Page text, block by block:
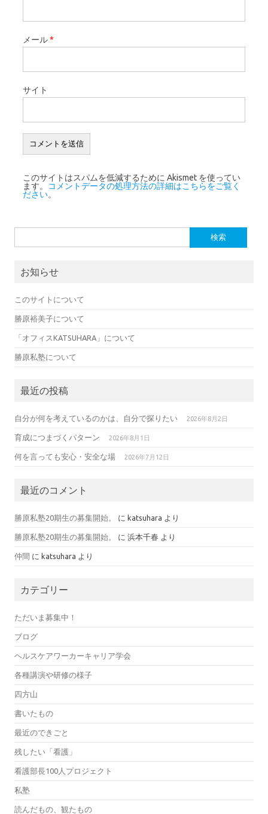
メール*
サイト
このサイトはスパムを低減するために Akismet を使ってい
ます。
コメントデータの処理方法の詳細はこちらをご覧く
ださい。
お知らせ
このサイトについて
勝原裕美子について
「オフィスKATSUHARA」について
勝原私塾について
最近の投稿
自分が何を考えているのかは、自分で探りたい 2026年8月2日
育成につまづくパターン 2026年8月1日
何を言っても安心・安全な場 2026年7月12日
最近のコメント
勝原私塾20期生の募集開始。 に katsuhara より
勝原私塾20期生の募集開始。 に 浜本千春 より
仲間 に katsuhara より
カテゴリー
ただいま募集中！
ブログ
ヘルスケアワーカーキャリア学会
各種講演や研修の様子
四方山
書いたもの
最近のできごと
残したい「看護」
看護部長100人プロジェクト
私塾
読んだもの、観たもの